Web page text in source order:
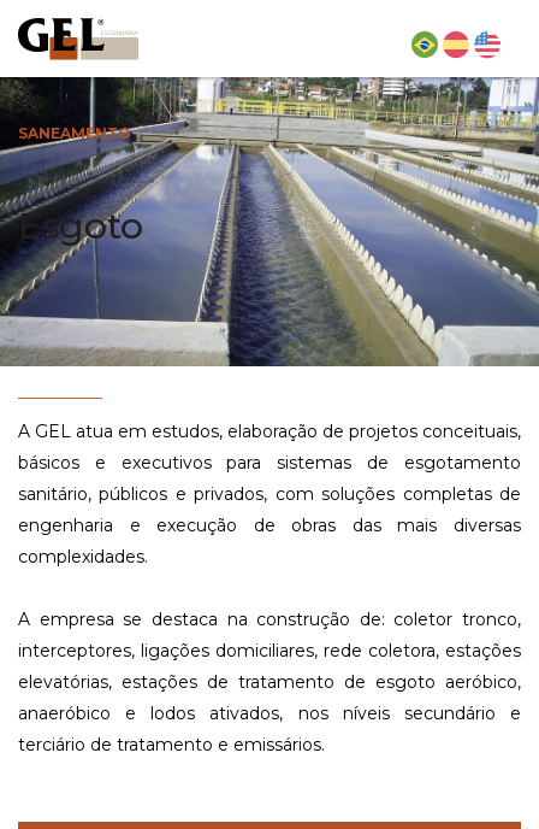
SANEAMENTO
Esgoto
A GEL atua em estudos, elaboração de projetos conceituais,
básicos e executivos para sistemas de esgotamento
sanitário, públicos e privados, com soluções completas de
engenharia e execução de obras das mais diversas
complexidades.
A empresa se destaca na construção de: coletor tronco,
interceptores, ligações domiciliares, rede coletora, estações
elevatórias, estações de tratamento de esgoto aeróbico,
anaeróbico e lodos ativados, nos níveis secundário e
terciário de tratamento e emissários.